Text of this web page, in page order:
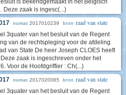
is bekendgemaakt in het Belgisch
Deze zaak is ingesc(...)
numac 2017010239 bron raad van state
3quater van het besluit van de Regent
van de rechtspleging voor de afdeling
van State De heer Joseph CLOES heeft
zaak is ingeschreven onder het
Voor de Hoofdgriffier : Ch(...)
numac 2017020085 bron raad van state
3quater van het besluit van de Regent